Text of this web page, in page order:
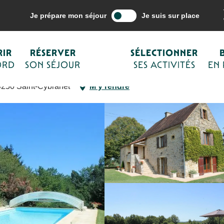
Je prépare mon séjour Je suis sur place
RÉSERVER
SON SÉJOUR
SÉLECTIONNER
SES ACTIVITÉS
EN
Hébergements Locations de vacances – Gîtes Le
de Sarlat
Saint-Cybranet M'y rendre